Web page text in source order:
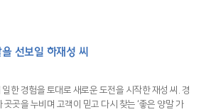
선보일 하재성 씨
한 경험을 토대로 새로운 도전을 시작한 재성 씨. 경
곳을 누비며 고객이 믿고 다시 찾는 ‘좋은 양말 가